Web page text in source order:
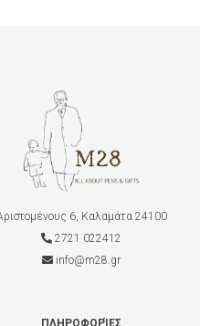
6, Καλαμάτα 24100
2721 022412
info@m28.gr
ΠΛΗΡΟΦΟΡΊΕΣ